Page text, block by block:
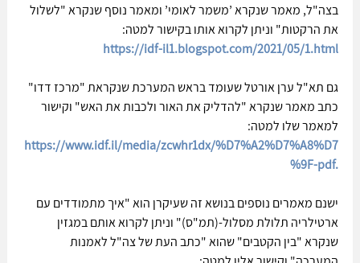
בצה"ל, מאמר שנקרא ’משמר לאומי’ ומאמר נוסף שנקרא "לשלול
את הרקטות" וניתן לקרוא אותו בקישור למטה:
https://idf-il1.blogspot.com/2021/05/1.html
גם תא"ל ערן אורטל שעומד בראש המערכת שנקראת "מרכז דדו"
כתב מאמר שנקרא "להדליק את האור ולכבות את האש" וקישור
למאמר שלו למטה:
https://www.idf.il/media/zcwhr1dx/%D7%A2%D7%A8%D7
%9F-pdf.
ישנם מאמרים נוספים בנושא זה שעיקרן הוא "איך מתמודדים עם
ארטילריה תלולת מסלול-(תמ"ס)" וניתן לקרוא אותם במגזין
שנקרא "בין הקטבים" שהוא "כתב העת של צה"ל לאמנות